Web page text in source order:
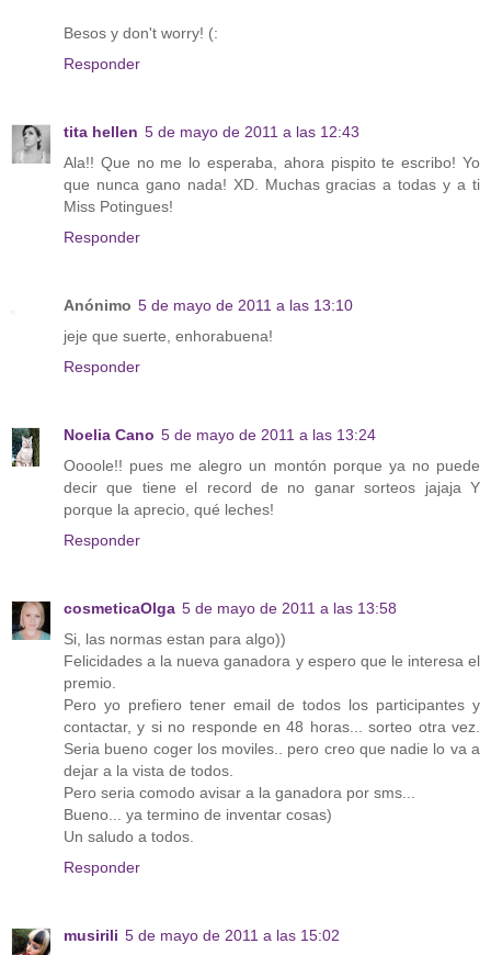
Besos y don't worry! (:
Responder
tita hellen 5 de mayo de 2011 a las 12:43
Ala!! Que no me lo esperaba, ahora pispito te escribo! Yo
que nunca gano nada! XD. Muchas gracias a todas y a ti
Miss Potingues!
Responder
Anónimo 5 de mayo de 2011 a las 13:10
jeje que suerte, enhorabuena!
Responder
Noelia Cano 5 de mayo de 2011 a las 13:24
Oooole!! pues me alegro un montón porque ya no puede
decir que tiene el record de no ganar sorteos jajaja Y
porque la aprecio, qué leches!
Responder
cosmeticaOlga 5 de mayo de 2011 a las 13:58
Si, las normas estan para algo))
Felicidades a la nueva ganadora y espero que le interesa el
premio.
Pero yo prefiero tener email de todos los participantes y
contactar, y si no responde en 48 horas... sorteo otra vez.
Seria bueno coger los moviles.. pero creo que nadie lo va a
dejar a la vista de todos.
Pero seria comodo avisar a la ganadora por sms...
Bueno... ya termino de inventar cosas)
Un saludo a todos.
Responder
musirili 5 de mayo de 2011 a las 15:02